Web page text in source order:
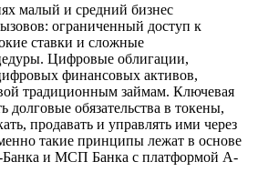
малый и средний бизнес
ограниченный доступ к
ставки и сложные
Цифровые облигации,
финансовых активов,
традиционным займам. Ключевая
долговые обязательства в токены,
продавать и управлять ими через
такие принципы лежат в основе
Банка и МСП Банка с платформой А-